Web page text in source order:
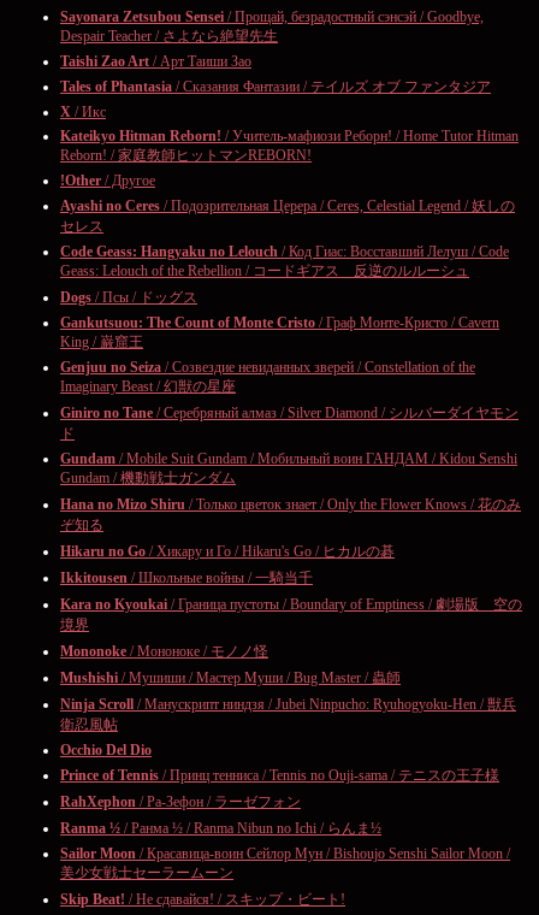
Sayonara Zetsubou Sensei / Прощай, безрадостный сэнсэй / Goodbye,
Despair Teacher / さよなら絶望先生
Taishi Zao Art / Арт Таиши Зао
Tales of Phantasia / Сказания Фантазии / テイルズ オブ ファンタジア
X / Икс
Kateikyo Hitman Reborn! / Учитель-мафиози Реборн! / Home Tutor Hitman
Reborn! / 家庭教師ヒットマンREBORN!
!Other / Другое
Ayashi no Ceres / Подозрительная Церера / Ceres, Celestial Legend / 妖しの
セレス
Code Geass: Hangyaku no Lelouch / Код Гиас: Восставший Лелуш / Code
Geass: Lelouch of the Rebellion / コードギアス 反逆のルルーシュ
Dogs / Псы / ドッグス
Gankutsuou: The Count of Monte Cristo / Граф Монте-Кристо / Cavern
King / 巌窟王
Genjuu no Seiza / Созвездие невиданных зверей / Constellation of the
Imaginary Beast / 幻獣の星座
Giniro no Tane / Серебряный алмаз / Silver Diamond / シルバーダイヤモン
ド
Gundam / Mobile Suit Gundam / Мобильный воин ГАНДАМ / Kidou Senshi
Gundam / 機動戦士ガンダム
Hana no Mizo Shiru / Только цветок знает / Only the Flower Knows / 花のみ
ぞ知る
Hikaru no Go / Хикару и Го / Hikaru's Go / ヒカルの碁
Ikkitousen / Школьные войны / 一騎当千
Kara no Kyoukai / Граница пустоты / Boundary of Emptiness / 劇場版 空の
境界
Mononoke / Мононоке / モノノ怪
Mushishi / Мушиши / Мастер Муши / Bug Master / 蟲師
Ninja Scroll / Манускрипт ниндзя / Jubei Ninpucho: Ryuhogyoku-Hen / 獣兵
衛忍風帖
Occhio Del Dio
Prince of Tennis / Принц тенниса / Tennis no Ouji-sama / テニスの王子様
RahXephon / Ра-Зефон / ラーゼフォン
Ranma ½ / Ранма ½ / Ranma Nibun no Ichi / らんま½
Sailor Moon / Красавица-воин Сейлор Мун / Bishoujo Senshi Sailor Moon /
美少女戦士セーラームーン
Skip Beat! / Не сдавайся! / スキップ・ビート!